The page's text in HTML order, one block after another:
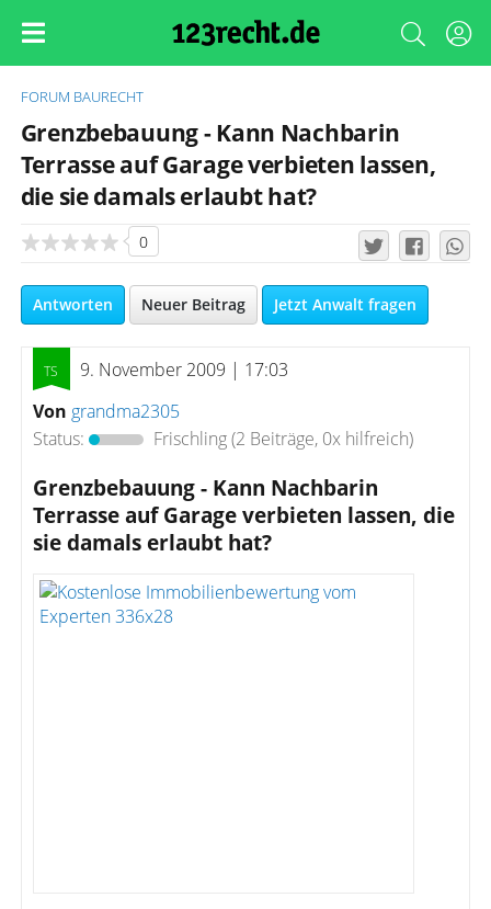
FORUM BAURECHT
Grenzbebauung - Kann Nachbarin
Terrasse auf Garage verbieten lassen,
die sie damals erlaubt hat?
0
Antworten Neuer Beitrag Jetzt Anwalt fragen
9. November 2009 | 17:03
Von grandma2305
Status:
Frischling(2 Beiträge, 0x hilfreich)
Grenzbebauung - Kann Nachbarin
Terrasse auf Garage verbieten lassen, die
sie damals erlaubt hat?